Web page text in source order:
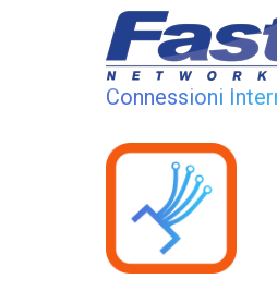
Connessioni